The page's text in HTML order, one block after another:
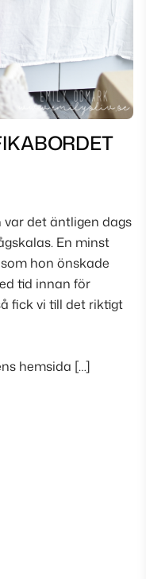
var det äntligen dags
En minst
hon önskade
tid innan för
fick vi till det riktigt
hemsida […]